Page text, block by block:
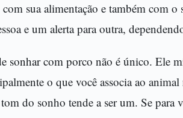
sua alimentação e também com
e um alerta para outra,
sonhar com porco não é único. Ele
o que você associa ao
do sonho tende a ser um. Se para